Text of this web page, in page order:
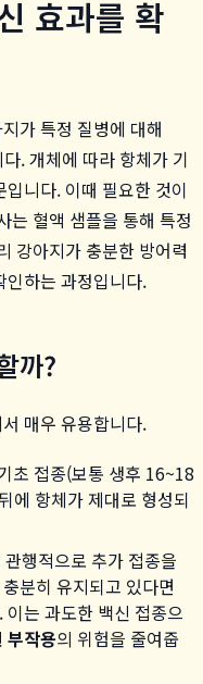
효과를 확
가 특정 질병에 대해
. 개체에 따라 항체가 기
니다. 이때 필요한 것이
는 혈액 샘플을 통해 특정
강아지가 충분한 방어력
인하는 과정입니다.
까?
매우 유용합니다.
초 접종(보통 생후 16~18
에 항체가 제대로 형성되
관행적으로 추가 접종을
분히 유지되고 있다면
는 과도한 백신 접종으
부작용의 위험을 줄여줍